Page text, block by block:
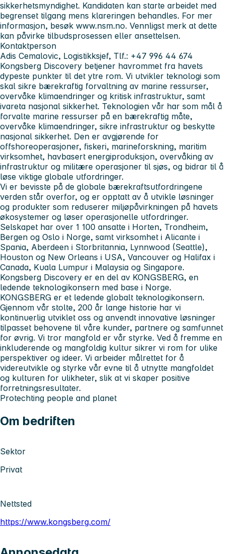
sikkerhetsmyndighet. Kandidaten kan starte arbeidet med
begrenset tilgang mens klareringen behandles. For mer
informasjon, besøk www.nsm.no. Vennligst merk at dette
kan påvirke tilbudsprosessen eller ansettelsen.
Kontaktperson
Adis Cemalovic, Logistikksjef, Tlf.: +47 996 44 674
Kongsberg Discovery betjener havrommet fra havets
dypeste punkter til det ytre rom. Vi utvikler teknologi som
skal sikre bærekraftig forvaltning av marine ressurser,
overvåke klimaendringer og kritisk infrastruktur, samt
ivareta nasjonal sikkerhet. Teknologien vår har som mål å
forvalte marine ressurser på en bærekraftig måte,
overvåke klimaendringer, sikre infrastruktur og beskytte
nasjonal sikkerhet. Den er avgjørende for
offshoreoperasjoner, fiskeri, marineforskning, maritim
virksomhet, havbasert energiproduksjon, overvåking av
infrastruktur og militære operasjoner til sjøs, og bidrar til å
løse viktige globale utfordringer.
Vi er bevisste på de globale bærekraftsutfordringene
verden står overfor, og er opptatt av å utvikle løsninger
og produkter som reduserer miljøpåvirkningen på havets
økosystemer og løser operasjonelle utfordringer.
Selskapet har over 1 100 ansatte i Horten, Trondheim,
Bergen og Oslo i Norge, samt virksomhet i Alicante i
Spania, Aberdeen i Storbritannia, Lynnwood (Seattle),
Houston og New Orleans i USA, Vancouver og Halifax i
Canada, Kuala Lumpur i Malaysia og Singapore.
Kongsberg Discovery er en del av KONGSBERG, en
ledende teknologikonsern med base i Norge.
KONGSBERG er et ledende globalt teknologikonsern.
Gjennom vår stolte, 200 år lange historie har vi
kontinuerlig utviklet oss og anvendt innovative løsninger
tilpasset behovene til våre kunder, partnere og samfunnet
for øvrig. Vi tror mangfold er vår styrke. Ved å fremme en
inkluderende og mangfoldig kultur sikrer vi rom for ulike
perspektiver og ideer. Vi arbeider målrettet for å
videreutvikle og styrke vår evne til å utnytte mangfoldet
og kulturen for ulikheter, slik at vi skaper positive
forretningsresultater.
Protechting people and planet
Om bedriften
Sektor
Privat
Nettsted
https://www.kongsberg.com/